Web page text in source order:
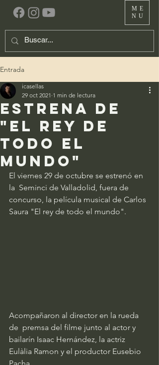
ME
NU
Entrada
Estrena de
"El rey de
todo el
mundo"
icasellas
29 oct 2021 1 min de lectura
El viernes 29 de octubre se estrenó en
la  Seminci de Valladolid, fuera de
concurso, la película musical de Carlos
Saura "El rey de todo el mundo".
Acompañaron al director en la rueda
de  premsa del filme junto al actor y
bailarín Isaac Hernández, la actriz
Eulàlia Ramon y el productor Eusebio